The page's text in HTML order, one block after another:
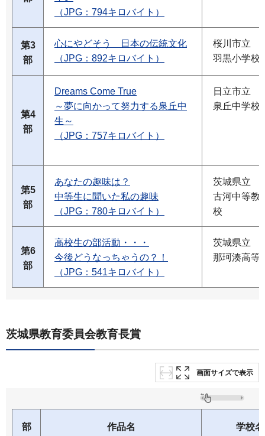
（JPG：794キロバイト）
第3
部
心にやどそう 日本の伝統文化
（JPG：892キロバイト）
桜川市立
羽黒小学校
第4
部
Dreams Come True
～夢に向かって努力する泉丘中
生～
（JPG：757キロバイト）
日立市立
泉丘中学校
第5
部
あなたの趣味は？
中等生に聞いた私の趣味
（JPG：780キロバイト）
茨城県立
古河中等教
校
第6
部
高校生の部活動・・・
今後どうなっちゃうの？！
（JPG：541キロバイト）
茨城県立
那珂湊高等
茨城県教育委員会教育長賞
画面サイズで表示
部 作品名 学校名